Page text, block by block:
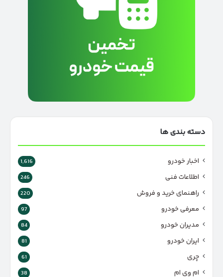
دسته بندی ها
اخبار خودرو 1,616
اطلاعات فنی 246
راهنمای خرید و فروش 220
معرفی خودرو 97
مدیران خودرو 84
ایران خودرو 81
چری 61
ام وی ام 38